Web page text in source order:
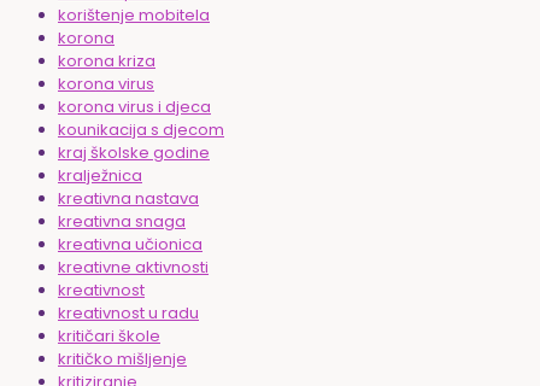
korištenje mobitela
korona
korona kriza
korona virus
korona virus i djeca
kounikacija s djecom
kraj školske godine
kralježnica
kreativna nastava
kreativna snaga
kreativna učionica
kreativne aktivnosti
kreativnost
kreativnost u radu
kritičari škole
kritičko mišljenje